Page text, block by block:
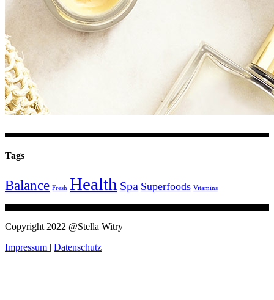
Tags
Balance Fresh Health Spa Superfoods Vitamins
Copyright 2022 @Stella Witry
Impressum | Datenschutz